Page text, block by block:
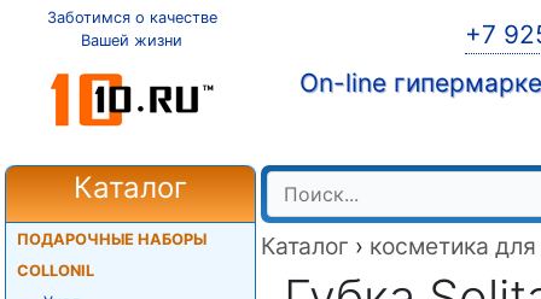
Заботимся о качестве
Вашей жизни
+7
On-line
Каталог
ПОДАРОЧНЫЕ НАБОРЫ
COLLONIL
Каталог › косметика